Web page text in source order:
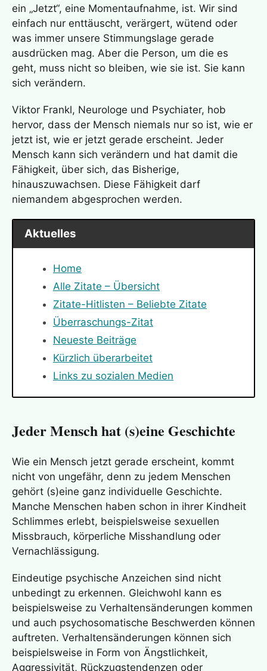
ein „Jetzt“, eine Momentaufnahme, ist. Wir sind
einfach nur enttäuscht, verärgert, wütend oder
was immer unsere Stimmungslage gerade
ausdrücken mag. Aber die Person, um die es
geht, muss nicht so bleiben, wie sie ist. Sie kann
sich verändern.
Viktor Frankl, Neurologe und Psychiater, hob
hervor, dass der Mensch niemals nur so ist, wie er
jetzt ist, wie er jetzt gerade erscheint. Jeder
Mensch kann sich verändern und hat damit die
Fähigkeit, über sich, das Bisherige,
hinauszuwachsen. Diese Fähigkeit darf
niemandem abgesprochen werden.
Aktuelles
Home
Alle Zitate – Übersicht
Zitate-Hitlisten – Beliebte Zitate
Überraschungs-Zitat
Neueste Beiträge
Kürzlich überarbeitet
Links zu sozialen Medien
Jeder Mensch hat (s)eine Geschichte
Wie ein Mensch jetzt gerade erscheint, kommt
nicht von ungefähr, denn zu jedem Menschen
gehört (s)eine ganz individuelle Geschichte.
Manche Menschen haben schon in ihrer Kindheit
Schlimmes erlebt, beispielsweise sexuellen
Missbrauch, körperliche Misshandlung oder
Vernachlässigung.
Eindeutige psychische Anzeichen sind nicht
unbedingt zu erkennen. Gleichwohl kann es
beispielsweise zu Verhaltensänderungen kommen
und auch psychosomatische Beschwerden können
auftreten. Verhaltensänderungen können sich
beispielsweise in Form von Ängstlichkeit,
Aggressivität, Rückzugstendenzen oder